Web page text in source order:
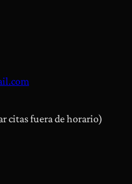
citas fuera de horario)